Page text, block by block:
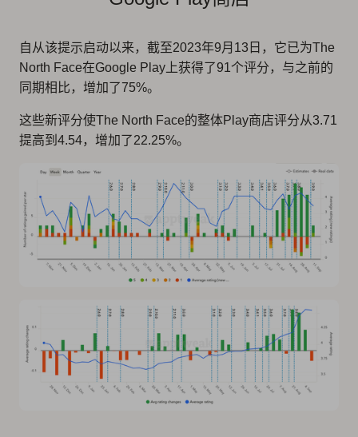
自从该提示启动以来，截至2023年9月13日，它已为The
North Face在Google Play上获得了91个评分，与之前的
同期相比，增加了75%。
这些新评分使The North Face的整体Play商店评分从3.71
提高到4.54，增加了22.25%。